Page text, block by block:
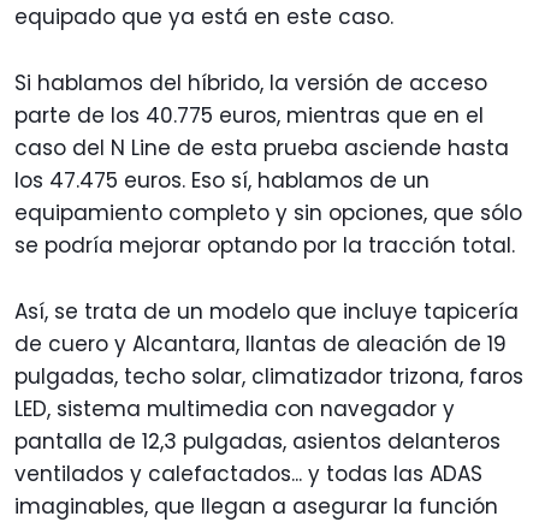
equipado que ya está en este caso.
Si hablamos del híbrido, la versión de acceso
parte de los 40.775 euros, mientras que en el
caso del N Line de esta prueba asciende hasta
los 47.475 euros. Eso sí, hablamos de un
equipamiento completo y sin opciones, que sólo
se podría mejorar optando por la tracción total.
Así, se trata de un modelo que incluye tapicería
de cuero y Alcantara, llantas de aleación de 19
pulgadas, techo solar, climatizador trizona, faros
LED, sistema multimedia con navegador y
pantalla de 12,3 pulgadas, asientos delanteros
ventilados y calefactados... y todas las ADAS
imaginables, que llegan a asegurar la función